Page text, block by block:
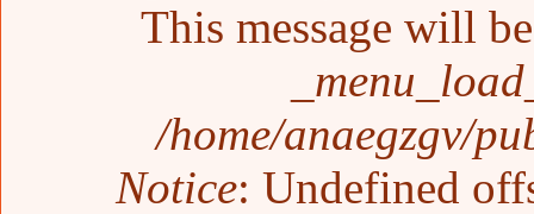
This message will
/home/anaegzgv/
Notice: Undefined